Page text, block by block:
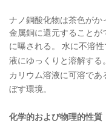
ナノ銅酸化物は茶色がか
金属銅に還元することが
に曝される。
水に不溶
液にゆっくりと溶解す
カリウム溶液に可溶であ
ぼす環境。
化学的および物理的性質